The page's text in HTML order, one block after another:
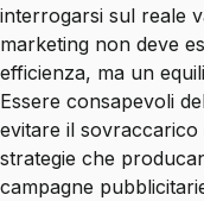
interrogarsi sul reale
marketing non deve
efficienza, ma un
Essere consapevoli
evitare il
strategie che
campagne